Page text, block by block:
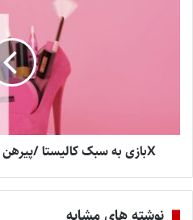
Xبازی به سبک کالیستا /پیرهن صورتی رو تن تو می‌پسندم!